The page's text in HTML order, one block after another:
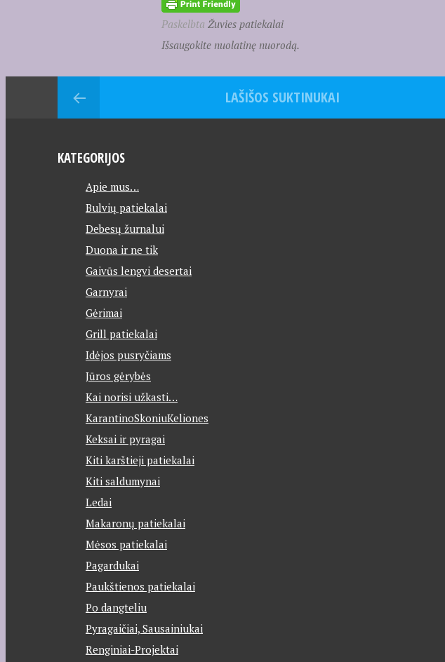
Paskelbta Žuvies patiekalai
Išsaugokite nuolatinę nuorodą.
LAŠIŠOS SUKTINUKAI
KATEGORIJOS
Apie mus…
Bulvių patiekalai
Debesų žurnalui
Duona ir ne tik
Gaivūs lengvi desertai
Garnyrai
Gėrimai
Grill patiekalai
Idėjos pusryčiams
Jūros gėrybės
Kai norisi užkasti…
KarantinoSkoniuKeliones
Keksai ir pyragai
Kiti karštieji patiekalai
Kiti saldumynai
Ledai
Makaronų patiekalai
Mėsos patiekalai
Pagardukai
Paukštienos patiekalai
Po dangteliu
Pyragaičiai, Sausainiukai
Renginiai-Projektai